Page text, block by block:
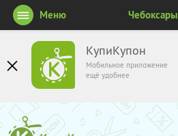
КупиКупон
Мобильное приложение
ещё удобнее
Меню Чебоксары